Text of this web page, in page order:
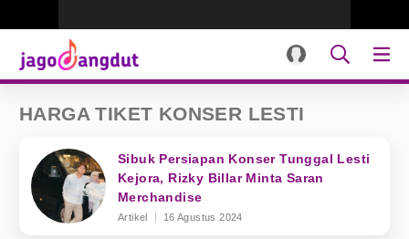
HARGA TIKET KONSER LESTI
Sibuk Persiapan Konser Tunggal Lesti
Kejora, Rizky Billar Minta Saran
Merchandise
Artikel 16 Agustus 2024